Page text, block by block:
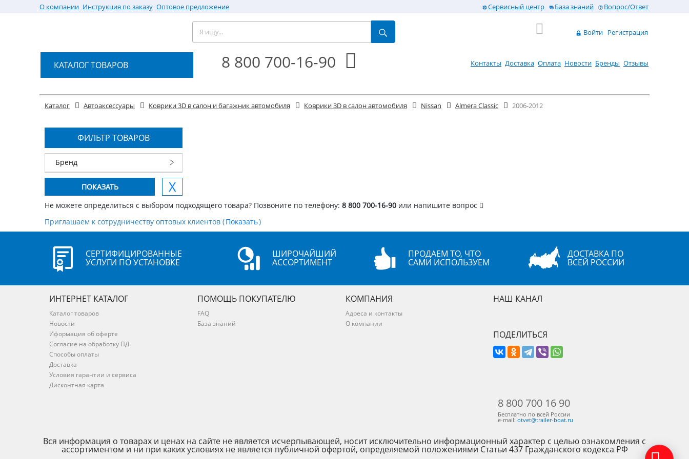
О компании Инструкция по заказу Оптовое предложение Сервисный центр База знаний Вопрос/Ответ
Войти Регистрация
КАТАЛОГ ТОВАРОВ 8 800 700-16-90 Контакты Доставка Оплата Новости Бренды Отзывы
Каталог Автоаксессуары Коврики 3D в салон и багажник автомобиля Коврики 3D в салон автомобиля Nissan Almera Classic 2006-2012
ФИЛЬТР ТОВАРОВ
Бренд
Не можете определиться с выбором подходящего товара? Позвоните по телефону: 8 800 700-16-90 или напишите вопрос
Приглашаем к сотрудничеству оптовых клиентов (
)
СЕРТИФИЦИРОВАННЫЕ
УСЛУГИ ПО УСТАНОВКЕ
ШИРОЧАЙШИЙ
АССОРТИМЕНТ
ПРОДАЕМ ТО, ЧТО
САМИ ИСПОЛЬЗУЕМ
ДОСТАВКА ПО
ВСЕЙ РОССИИ
ИНТЕРНЕТ КАТАЛОГ
Каталог товаров
Новости
Иформация об оферте
Согласие на обработку ПД
Способы оплаты
Доставка
Условия гарантии и сервиса
Дисконтная карта
ПОМОЩЬ ПОКУПАТЕЛЮ
FAQ
База знаний
КОМПАНИЯ
Адреса и контакты
О компании
НАШ КАНАЛ
ПОДЕЛИТЬСЯ
8 800 700 16 90
Бесплатно по всей России
e-mail: otvet@trailer-boat.ru
Вся информация о товарах и ценах на сайте не является исчерпывающей, носит исключительно информационный характер с целью ознакомления с
ассортиментом и ни при каких условиях не является публичной офертой, определяемой положениями Статьи 437 Гражданского кодекса РФ